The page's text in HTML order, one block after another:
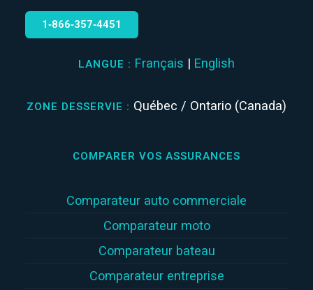
1‑866‑357‑4451
LANGUE : Français | English
ZONE DESSERVIE : Québec / Ontario (Canada)
COMPARER VOS ASSURANCES
Comparateur auto commerciale
Comparateur moto
Comparateur bateau
Comparateur entreprise